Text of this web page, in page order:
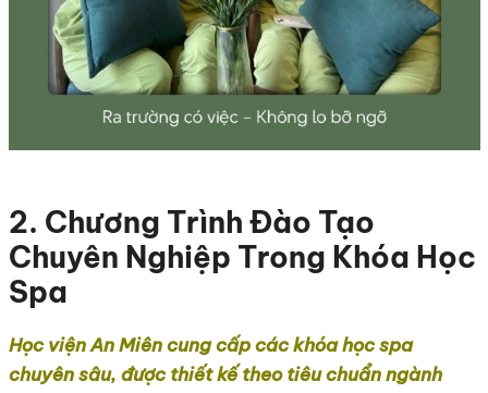
2. Chương Trình Đào Tạo
Chuyên Nghiệp Trong Khóa Học
Spa
Học viện An Miên cung cấp các khóa học spa
chuyên sâu, được thiết kế theo tiêu chuẩn ngành